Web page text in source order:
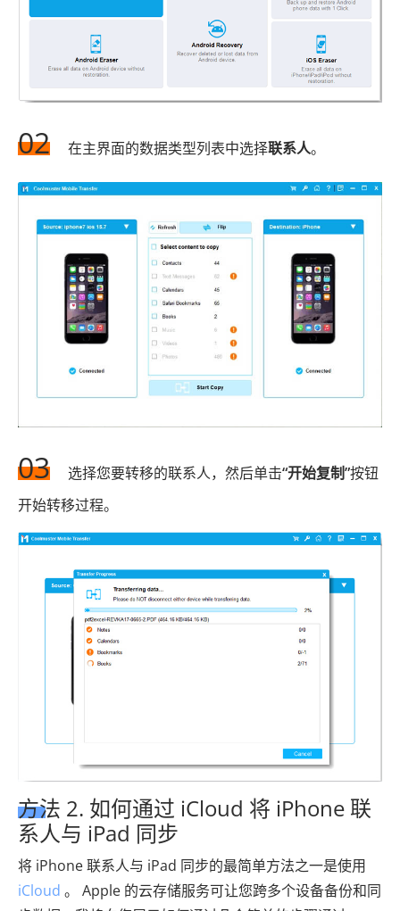
02 在主界面的数据类型列表中选择联系人。
03 选择您要转移的联系人，然后单击“开始复制”按钮
开始转移过程。
方法 2. 如何通过 iCloud 将 iPhone 联
系人与 iPad 同步
将 iPhone 联系人与 iPad 同步的最简单方法之一是使用
iCloud 。 Apple 的云存储服务可让您跨多个设备备份和同